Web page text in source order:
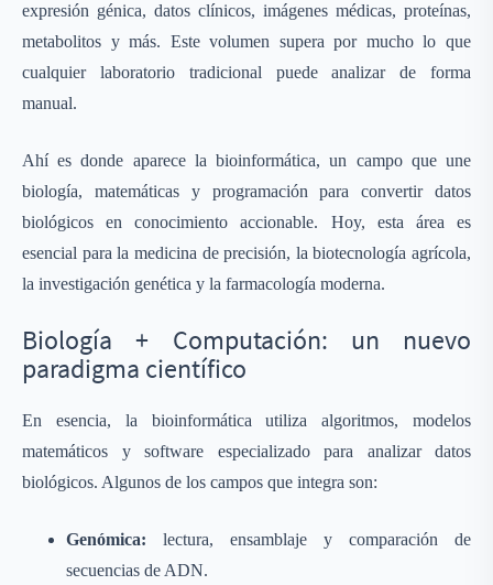
expresión génica, datos clínicos, imágenes médicas, proteínas,
metabolitos y más. Este volumen supera por mucho lo que
cualquier laboratorio tradicional puede analizar de forma
manual.
Ahí es donde aparece la bioinformática, un campo que une
biología, matemáticas y programación para convertir datos
biológicos en conocimiento accionable. Hoy, esta área es
esencial para la medicina de precisión, la biotecnología agrícola,
la investigación genética y la farmacología moderna.
Biología + Computación: un nuevo
paradigma científico
En esencia, la bioinformática utiliza algoritmos, modelos
matemáticos y software especializado para analizar datos
biológicos. Algunos de los campos que integra son:
Genómica: lectura, ensamblaje y comparación de
secuencias de ADN.